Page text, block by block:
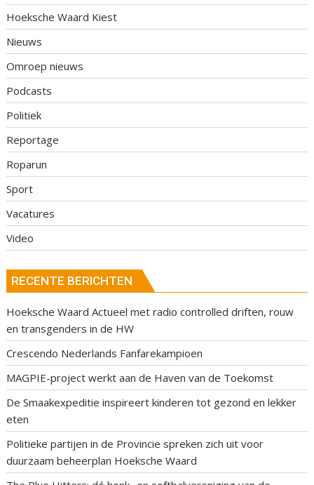
Hoeksche Waard Kiest
Nieuws
Omroep nieuws
Podcasts
Politiek
Reportage
Roparun
Sport
Vacatures
Video
RECENTE BERICHTEN
Hoeksche Waard Actueel met radio controlled driften, rouw
en transgenders in de HW
Crescendo Nederlands Fanfarekampioen
MAGPIE-project werkt aan de Haven van de Toekomst
De Smaakexpeditie inspireert kinderen tot gezond en lekker
eten
Politieke partijen in de Provincie spreken zich uit voor
duurzaam beheerplan Hoeksche Waard